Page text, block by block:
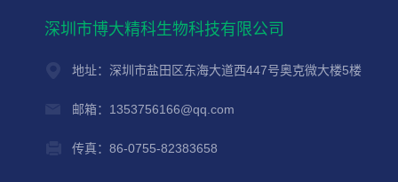
深圳市博大精科生物科技有限公司
地址：深圳市盐田区东海大道西447号奥克微大楼5楼
邮箱：1353756166@qq.com
传真：86-0755-82383658